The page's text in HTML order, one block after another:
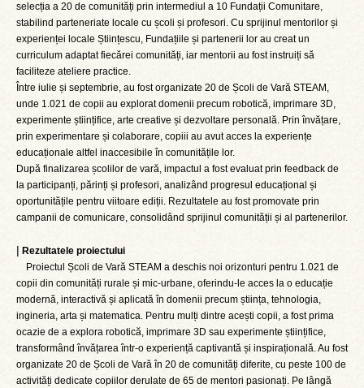
selecția a 20 de comunități prin intermediul a 10 Fundații Comunitare,
stabilind parteneriate locale cu școli și profesori. Cu sprijinul mentorilor și
experienței locale Științescu, Fundațiile și partenerii lor au creat un
curriculum adaptat fiecărei comunități, iar mentorii au fost instruiți să
faciliteze ateliere practice.
Între iulie și septembrie, au fost organizate 20 de Școli de Vară STEAM,
unde 1.021 de copii au explorat domenii precum robotică, imprimare 3D,
experimente științifice, arte creative și dezvoltare personală. Prin învățare,
prin experimentare și colaborare, copiii au avut acces la experiențe
educaționale altfel inaccesibile în comunitățile lor.
După finalizarea școlilor de vară, impactul a fost evaluat prin feedback de
la participanți, părinți și profesori, analizând progresul educațional și
oportunitățile pentru viitoare ediții. Rezultatele au fost promovate prin
campanii de comunicare, consolidând sprijinul comunității și al partenerilor.
| Rezultatele proiectului
Proiectul Școli de Vară STEAM a deschis noi orizonturi pentru 1.021 de
copii din comunități rurale și mic-urbane, oferindu-le acces la o educație
modernă, interactivă și aplicată în domenii precum știința, tehnologia,
ingineria, arta și matematica. Pentru mulți dintre acești copii, a fost prima
ocazie de a explora robotică, imprimare 3D sau experimente științifice,
transformând învățarea într-o experiență captivantă și inspirațională. Au fost
organizate 20 de Școli de Vară în 20 de comunități diferite, cu peste 100 de
activități dedicate copiilor derulate de 65 de mentori pasionați. Pe lângă